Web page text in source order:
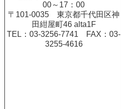
00～17：00
〒101-0035 東京都千代田区神
田紺屋町46 alta1F
TEL：03-3256-7741 FAX：03-
3255-4616